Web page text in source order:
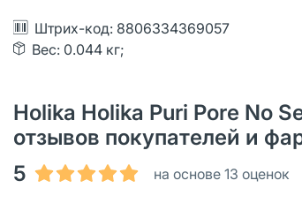
Штрих-код: 8806334369057
Вес: 0.044 кг;
Holika Holika Puri Pore No
отзывов покупателей и
5
на основе 13 оценок